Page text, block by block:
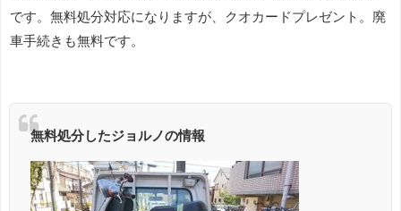
です。無料処分対応になりますが、クオカードプレゼント。廃
車手続きも無料です。
無料処分したジョルノの情報